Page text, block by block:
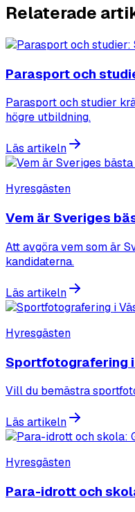
Relaterade
Parasport och
Parasport och studier
högre utbildning.
Läs artikeln
Hyresgästen
Vem är Sveriges
Att avgöra vem som är
kandidaterna.
Läs artikeln
Hyresgästen
Sportfotografering
Vill du bemästra
Läs artikeln
Hyresgästen
Para-idrott och